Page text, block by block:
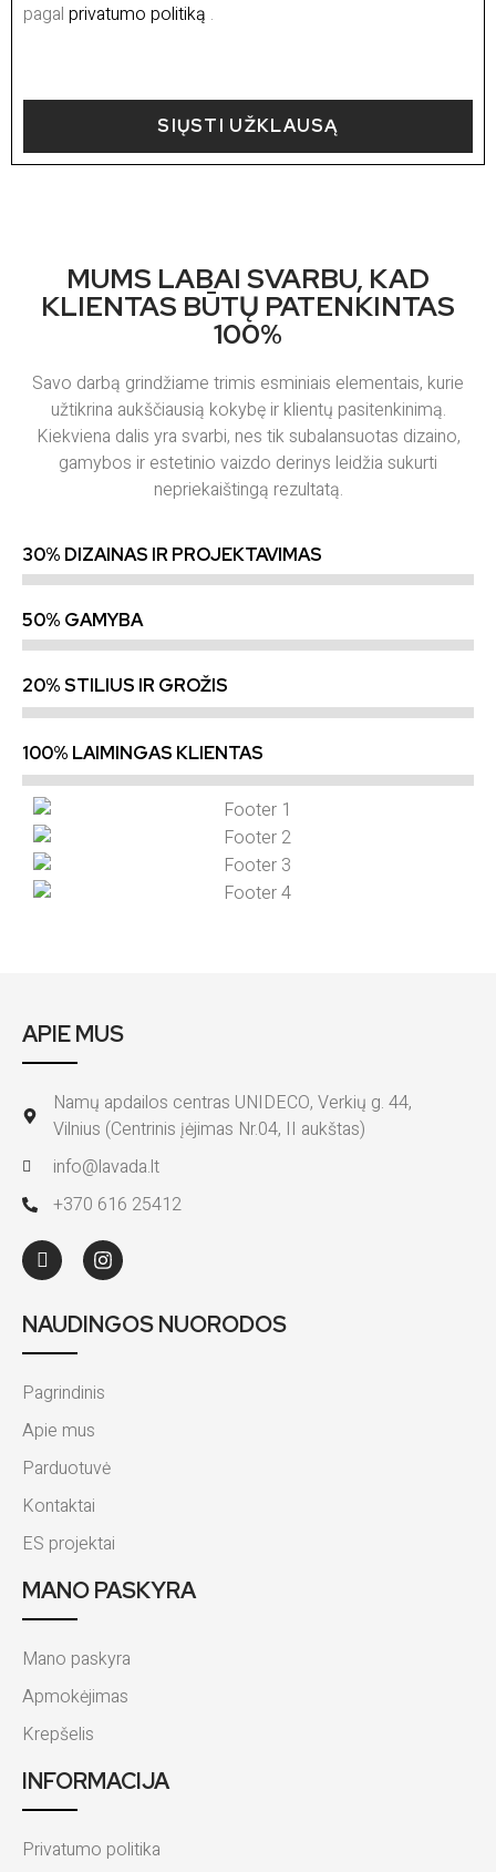
pagal privatumo politiką .
SIŲSTI UŽKLAUSĄ
MUMS LABAI SVARBU, KAD
KLIENTAS BŪTŲ PATENKINTAS
100%
Savo darbą grindžiame trimis esminiais elementais, kurie
užtikrina aukščiausią kokybę ir klientų pasitenkinimą.
Kiekviena dalis yra svarbi, nes tik subalansuotas dizaino,
gamybos ir estetinio vaizdo derinys leidžia sukurti
nepriekaištingą rezultatą.
30% DIZAINAS IR PROJEKTAVIMAS
50% GAMYBA
20% STILIUS IR GROŽIS
100% LAIMINGAS KLIENTAS
APIE MUS
Namų apdailos centras UNIDECO, Verkių g. 44,
Vilnius (Centrinis įėjimas Nr.04, II aukštas)
info@lavada.lt
+370 616 25412
NAUDINGOS NUORODOS
Pagrindinis
Apie mus
Parduotuvė
Kontaktai
ES projektai
MANO PASKYRA
Mano paskyra
Apmokėjimas
Krepšelis
INFORMACIJA
Privatumo politika